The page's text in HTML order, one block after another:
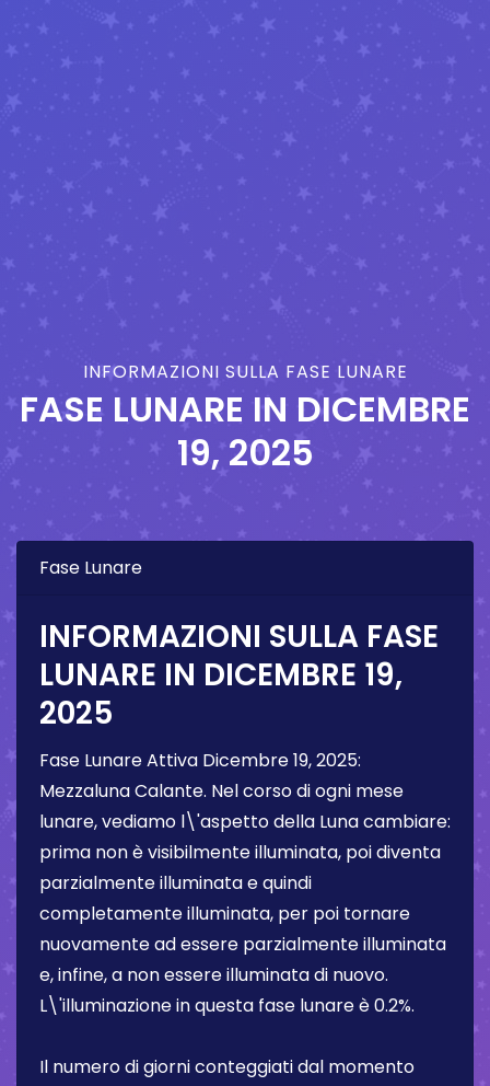
INFORMAZIONI SULLA FASE LUNARE
FASE LUNARE IN DICEMBRE
19, 2025
Fase Lunare
INFORMAZIONI SULLA FASE
LUNARE IN DICEMBRE 19,
2025
Fase Lunare Attiva Dicembre 19, 2025:
Mezzaluna Calante. Nel corso di ogni mese
lunare, vediamo l\'aspetto della Luna cambiare:
prima non è visibilmente illuminata, poi diventa
parzialmente illuminata e quindi
completamente illuminata, per poi tornare
nuovamente ad essere parzialmente illuminata
e, infine, a non essere illuminata di nuovo.
L\'illuminazione in questa fase lunare è0.2%.
Il numero di giorni conteggiati dal momento